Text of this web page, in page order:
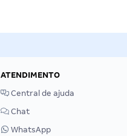
ATENDIMENTO
Central de ajuda
Chat
WhatsApp